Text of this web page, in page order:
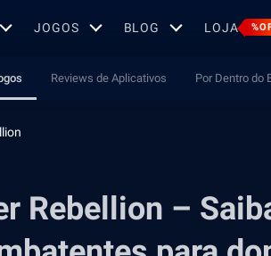
JOGOS BLOG LOJA
Reviews de Aplicativos Por Dentro do
Rebellion –